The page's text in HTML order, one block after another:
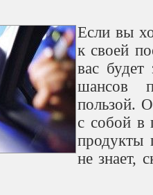
Если вы
к своей
вас будет
шансов
пользой.
с собой в
продукты
не знает,